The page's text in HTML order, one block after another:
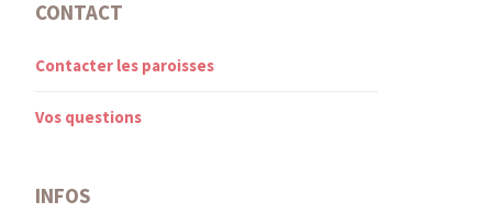
CONTACT
Contacter les paroisses
Vos questions
INFOS